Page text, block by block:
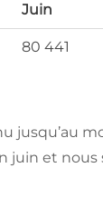
Juin
80 441
jusqu’au
juin et